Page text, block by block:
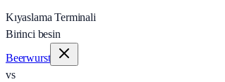
Kıyaslama Terminali
Birinci besin
Beerwurst
vs